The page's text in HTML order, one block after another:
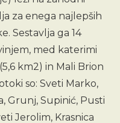
za enega najlepših
Sestavlja ga 14
med katerimi
km2) in Mali Brion
so: Sveti Marko,
Grunj, Supinić, Pusti
Jerolim, Krasnica